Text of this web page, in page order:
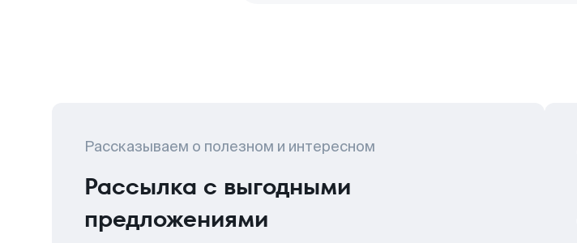
Рассказываем о полезном и интересном
Рассылка с выгодными
предложениями